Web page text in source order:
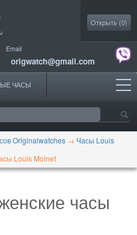
Email
origwatch@gmail.com
Открыть (0)
ЧАСЫ
Originalwatches → Часы Louis
Louis Moinet
часы